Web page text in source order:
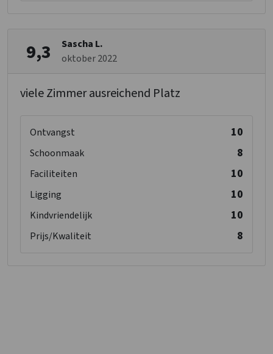
9,3
Sascha L.
oktober 2022
viele Zimmer ausreichend Platz
Ontvangst 10
Schoonmaak 8
Faciliteiten 10
Ligging 10
Kindvriendelijk 10
Prijs/Kwaliteit 8